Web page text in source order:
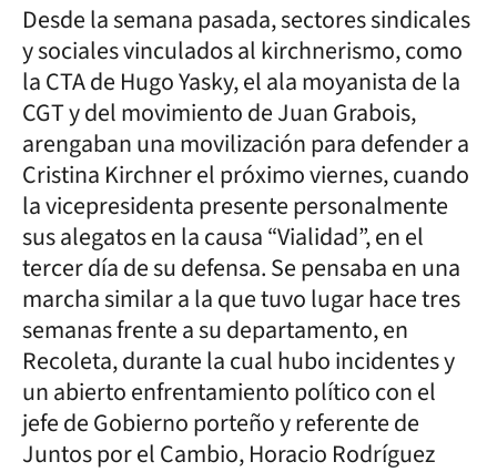
Desde la semana pasada, sectores sindicales
y sociales vinculados al kirchnerismo, como
la CTA de Hugo Yasky, el ala moyanista de la
CGT y del movimiento de Juan Grabois,
arengaban una movilización para defender a
Cristina Kirchner el próximo viernes, cuando
la vicepresidenta presente personalmente
sus alegatos en la causa “Vialidad”, en el
tercer día de su defensa. Se pensaba en una
marcha similar a la que tuvo lugar hace tres
semanas frente a su departamento, en
Recoleta, durante la cual hubo incidentes y
un abierto enfrentamiento político con el
jefe de Gobierno porteño y referente de
Juntos por el Cambio, Horacio Rodríguez